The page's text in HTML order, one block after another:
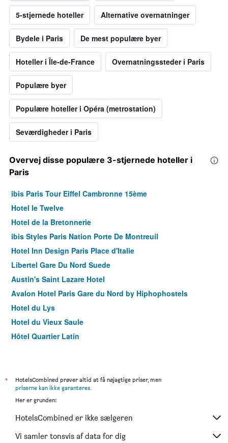
5-stjernede hoteller Alternative overnatninger
Bydele i Paris De mest populære byer
Hoteller i Île-de-France Overnatningssteder i Paris
Populære byer
Populære hoteller i Opéra (metrostation)
Seværdigheder i Paris
Overvej disse populære 3-stjernede hoteller i
Paris
ibis Paris Tour Eiffel Cambronne 15ème
Hotel le Twelve
Hotel de la Bretonnerie
ibis Styles Paris Nation Porte De Montreuil
Hotel Inn Design Paris Place d'Italie
Libertel Gare Du Nord Suede
Austin's Saint Lazare Hotel
Avalon Hotel Paris Gare du Nord by Hiphophostels
Hotel du Lys
Hotel du Vieux Saule
Hôtel Quartier Latin
Hôtel Alison
ibis Paris Bastille Opéra 11ème
Libertel Austerlitz Jardin des Plantes
Hotel Jardin des Plantes
*
HotelsCombined prøver altid at få nøjagtige priser, men
priserne kan ikke garanteres.
Her er grunden:
HotelsCombined er ikke sælgeren
Vi samler tonsvis af data for dig